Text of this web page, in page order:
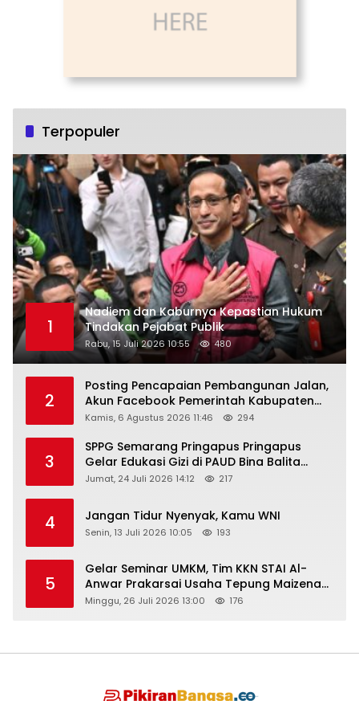
Terpopuler
1
Nadiem dan Kaburnya Kepastian Hukum
Tindakan Pejabat Publik
Rabu, 15 Juli 2026 10:55 480
2
Posting Pencapaian Pembangunan Jalan,
Akun Facebook Pemerintah Kabupaten
Rembang “Dirujak” Warganet
Kamis, 6 Agustus 2026 11:46 294
3
SPPG Semarang Pringapus Pringapus
Gelar Edukasi Gizi di PAUD Bina Balita
Peringati Hari Anak Nasional 2026
Jumat, 24 Juli 2026 14:12 217
4 Jangan Tidur Nyenyak, Kamu WNI
Senin, 13 Juli 2026 10:05 193
5
Gelar Seminar UMKM, Tim KKN STAI Al-
Anwar Prakarsai Usaha Tepung Maizena
di Logung
Minggu, 26 Juli 2026 13:00 176